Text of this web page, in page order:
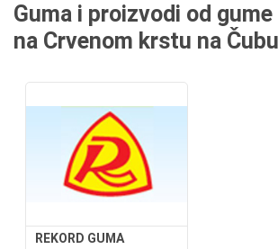
Guma i proizvodi od
na Crvenom krstu na
REKORD GUMA